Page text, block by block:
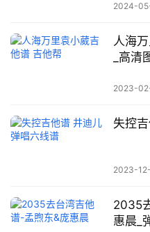
2024-
人海
_高清
2023-
失控
2023-
2035
惠晨_